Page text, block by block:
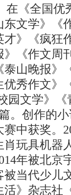
在《全国优
文学》《
》《疯狂
》《作文周
山晚报》
秀作文》
园文学》
。创作的
中获奖。
玩具机器
年被北京
当代少儿
》杂志社